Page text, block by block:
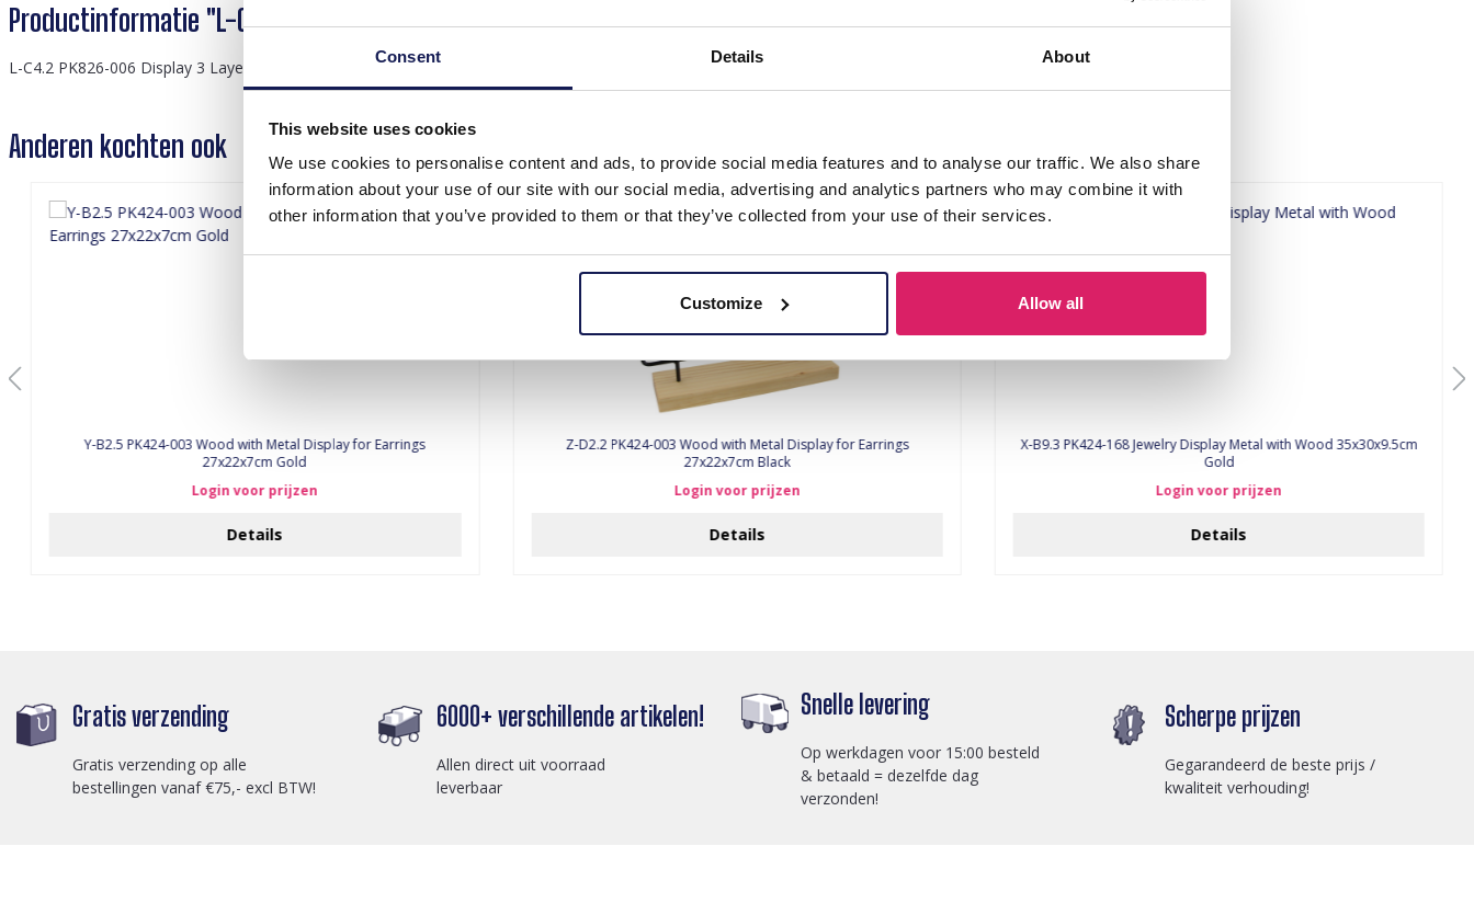
Consent Details About
This website uses cookies
We use cookies to personalise content and ads, to provide social media features and to analyse our traffic. We also share
information about your use of our site with our social media, advertising and analytics partners who may combine it with
other information that you’ve provided to them or that they’ve collected from your use of their services.
Customize Allow all
Productinformatie "L-C4.2 PK826-006 Display 3 Layers 30x16x26cm Pink"
L-C4.2 PK826-006 Display 3 Layers 30x16x26cm Pink
Anderen kochten ook
Y-B2.5 PK424-003 Wood with Metal Display for Earrings
27x22x7cm Gold
Login voor prijzen
Details
Z-D2.2 PK424-003 Wood with Metal Display for Earrings
27x22x7cm Black
Login voor prijzen
Details
X-B9.3 PK424-168 Jewelry Display Metal with Wood 35x30x9.5cm
Gold
Login voor prijzen
Details
Gratis verzending
Gratis verzending op alle
bestellingen vanaf €75,- excl BTW!
6000+ verschillende artikelen!
Allen direct uit voorraad
leverbaar
Snelle levering
Op werkdagen voor 15:00 besteld
& betaald = dezelfde dag
verzonden!
Scherpe prijzen
Gegarandeerd de beste prijs /
kwaliteit verhouding!